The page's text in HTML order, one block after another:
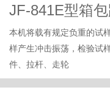
JF-841E型箱
本机将载有规定负重的试
样产生冲击振荡，检验试
件、拉杆、走轮